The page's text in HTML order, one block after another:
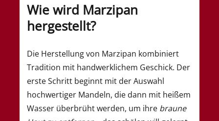
Wie wird Marzipan
hergestellt?
Die Herstellung von Marzipan kombiniert
Tradition mit handwerklichem Geschick. Der
erste Schritt beginnt mit der Auswahl
hochwertiger Mandeln, die dann mit heißem
Wasser überbrüht werden, um ihre braune